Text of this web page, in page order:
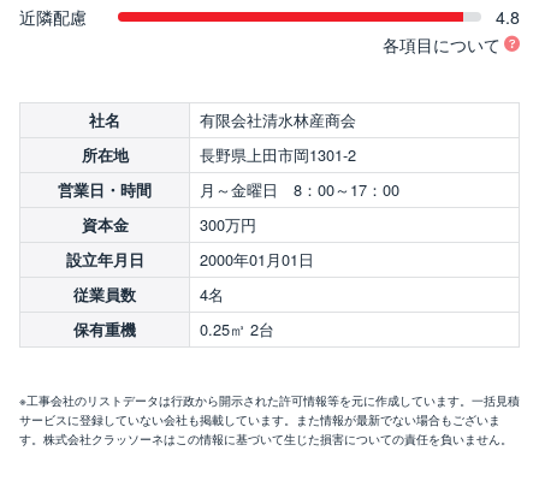
近隣配慮
4.8
各項目について
社名 有限会社清水林産商会
所在地 長野県上田市岡1301-2
営業日・時間 月～金曜日 8：00～17：00
資本金 300万円
設立年月日 2000年01月01日
従業員数 4名
保有重機 0.25㎥ 2台
※工事会社のリストデータは行政から開示された許可情報等を元に作成しています。一括見積
サービスに登録していない会社も掲載しています。また情報が最新でない場合もございま
す。株式会社クラッソーネはこの情報に基づいて生じた損害についての責任を負いません。